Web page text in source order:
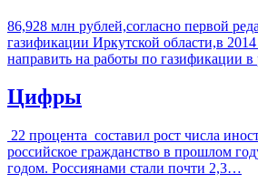
86,928 млн рублей,согласно первой
газификации Иркутской области,в
направить на работы по газификации
Цифры
22 процента составил рост числа
российское гражданство в прошлом
годом. Россиянами стали почти 2,3…